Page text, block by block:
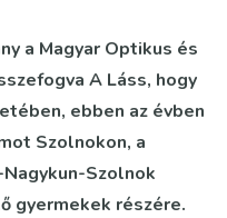
a Magyar Optikus és
A Láss, hogy
ebben az évben
Szolnokon, a
Szolnok
gyermekek részére.